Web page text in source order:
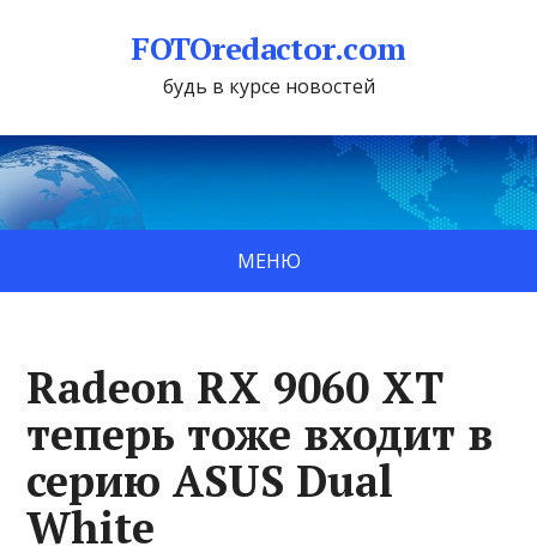
FOTOredactor.com
будь в курсе новостей
МЕНЮ
Radeon RX 9060 XT
теперь тоже входит в
серию ASUS Dual
White